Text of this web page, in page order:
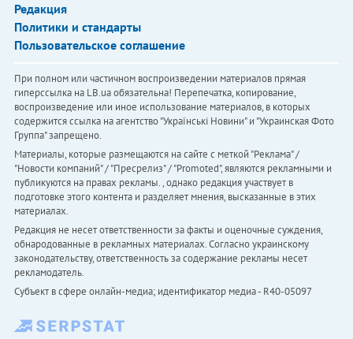
Редакция
Политики и стандарты
Пользовательское соглашение
При полном или частичном воспроизведении материалов прямая
гиперссылка на LB.ua обязательна! Перепечатка, копирование,
воспроизведение или иное использование материалов, в которых
содержится ссылка на агентство "Українськi Новини" и "Украинская Фото
Группа" запрещено.
Материалы, которые размещаются на сайте с меткой "Реклама" /
"Новости компаний" / "Пресрелиз" / "Promoted", являются рекламными и
публикуются на правах рекламы. , однако редакция участвует в
подготовке этого контента и разделяет мнения, высказанные в этих
материалах.
Редакция не несет ответственности за факты и оценочные суждения,
обнародованные в рекламных материалах. Согласно украинскому
законодательству, ответственность за содержание рекламы несет
рекламодатель.
Субъект в сфере онлайн-медиа; идентификатор медиа - R40-05097